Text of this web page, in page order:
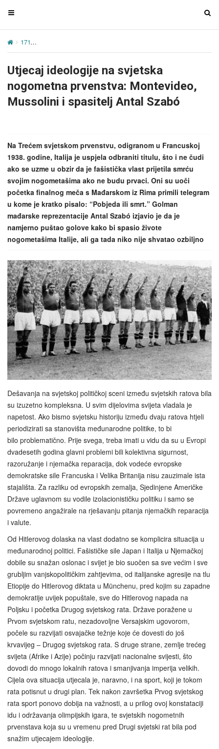
T
g
e
n
v
a
t
T
171
Utjecaj ideologije na svjetska
nogometna prvenstva: Montevideo,
Mussolini i spasitelj Antal Szabó
Na Trećem svjetskom prvenstvu, odigranom u Francuskoj
1938. godine, Italija je uspjela odbraniti titulu, što i ne čudi
ako se uzme u obzir da je fašistička vlast prijetila smrću
svojim nogometašima ako ne budu prvaci. Oni su uoči
početka finalnog meča s Mađarskom iz Rima primili telegram
u kome je kratko pisalo: “Pobjeda ili smrt.” Golman
mađarske reprezentacije Antal Szabó izjavio je da je
namjerno puštao golove kako bi spasio živote
nogometašima Italije, ali ga tada niko nije shvatao ozbiljno
Dešavanja na svjetskoj političkoj sceni između svjetskih ratova bila
su izuzetno kompleksna. U svim dijelovima svijeta vladala je
napetost. Ako bismo svjetsku historiju između dvaju ratova htjeli
periodizirati sa stanovišta međunarodne politike, to bi
bilo problematično. Prije svega, treba imati u vidu da su u Evropi
dvadesetih godina glavni problemi bili kolektivna sigurnost,
razoružanje i njemačka reparacija, dok vodeće evropske
demokratske sile Francuska i Velika Britanija nisu zauzimale ista
stajališta. Za razliku od evropskih zemalja, Sjedinjene Američke
Države uglavnom su vodile izolacionističku politiku i samo se
povremeno angažirale na rješavanju pitanja njemačkih reparacija
i valute.
Od Hitlerovog dolaska na vlast dodatno se komplicira situacija u
međunarodnoj politici. Fašističke sile Japan i Italija u Njemačkoj
dobile su snažan oslonac i svijet je bio suočen sa sve većim i sve
grubljim vanjskopolitičkim zahtjevima, od italijanske agresije na tlu
Etiopije do Hitlerovog diktata u Münchenu, pred kojim su zapadne
demokratije uvijek popuštale, sve do Hitlerovog napada na
Poljsku i početka Drugog svjetskog rata. Države poražene u
Prvom svjetskom ratu, nezadovoljne Versajskim ugovorom,
počele su razvijati osvajačke težnje koje će dovesti do još
krvavijeg – Drugog svjetskog rata. S druge strane, zemlje trećeg
svijeta (Afrike i Azije) počinju razvijati nacionalne svijesti, što
dovodi do mnogo lokalnih ratova i smanjivanja imperija velikih.
Cijela ova situacija utjecala je, naravno, i na sport, koji je tokom
rata potisnut u drugi plan. Tek nakon završetka Prvog svjetskog
rata sport ponovo dobija na važnosti, a u prilog ovoj konstataciji
idu i održavanja olimpijskih igara, te svjetskih nogometnih
prvenstava koja su u vremenu pred Drugi svjetski rat bila pod
snažim utjecajem ideologije.